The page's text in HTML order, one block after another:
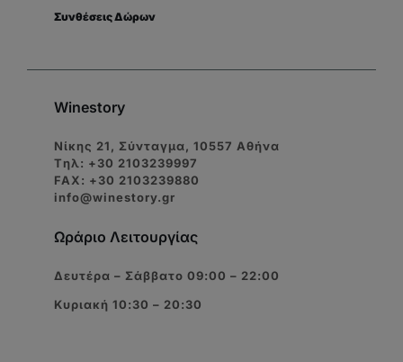
Συνθέσεις Δώρων
Winestory
Νίκης 21, Σύνταγμα, 10557 Αθήνα
Tηλ: +30 2103239997
FAX: +30 2103239880
info@winestory.gr
Ωράριο Λειτουργίας
Δευτέρα – Σάββατο 09:00 – 22:00
Κυριακή 10:30 – 20:30